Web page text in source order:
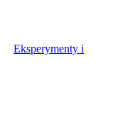
Eksperymenty i